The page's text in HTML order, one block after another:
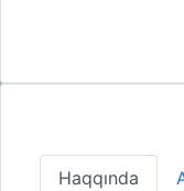
Haqqında